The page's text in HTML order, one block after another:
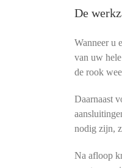
De
Wanneer u
van uw
de rook
Daarnaast
nodig zijn,
Na afloop